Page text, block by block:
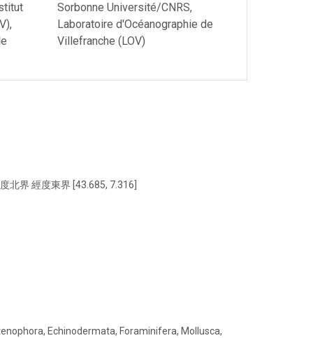
Sorbonne Université/CNRS,
Laboratoire d'Océanographie de
Villefranche (LOV)
北界 經度東界 [43.685, 7.316]
Echinodermata, Foraminifera, Mollusca,